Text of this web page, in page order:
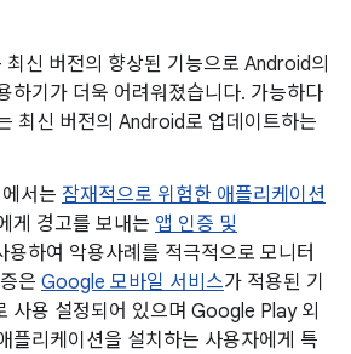
신 버전의 향상된 기능으로 Android의
하기가 더욱 어려워졌습니다. 가능하다
최신 버전의 Android로 업데이트하는
서는 잠재적으로 위험한 애플리케이션
게 경고를 보내는 앱 인증 및
용하여 악용사례를 적극적으로 모니터
은 Google 모바일 서비스가 적용된 기
사용 설정되어 있으며 Google Play 외
플리케이션을 설치하는 사용자에게 특